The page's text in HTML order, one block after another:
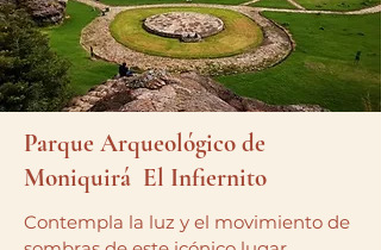
Parque Arqueológico de
Moniquirá El Infiernito
Contempla la luz y el movimiento de